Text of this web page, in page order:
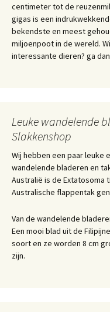
centimeter tot de
gigas is een
bekendste en meest
miljoenpoot in de wereld.
interessante dieren? ga
Leuke wandelende
Slakkenshop
Wij hebben een paar leuke
wandelende bladeren en
Australië is de
Australische flappentak
Van de wandelende
Een mooi blad uit de
soort en ze worden 8 cm
zijn.